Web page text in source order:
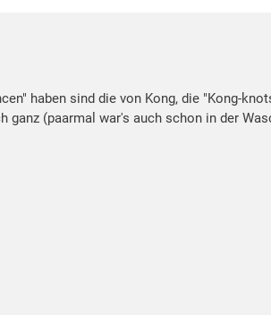
haben sind die von Kong, die "Kong-
(paarmal war's auch schon in der